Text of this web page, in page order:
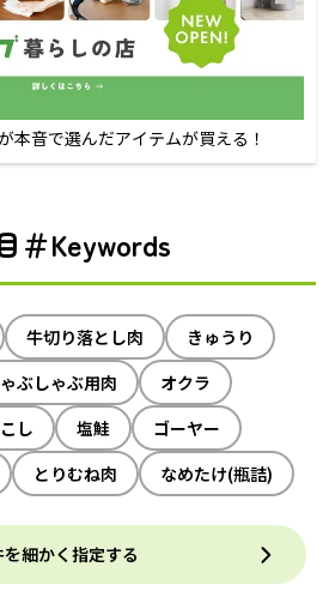
本音で選んだアイテムが買える！
＃Keywords
牛切り落とし肉
きゅうり
ぶしゃぶ用肉
オクラ
し 塩鮭
ゴーヤー
とりむね肉 なめたけ(瓶詰)
細かく指定する